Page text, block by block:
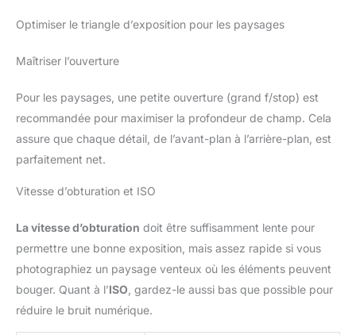
Optimiser le triangle d’exposition pour les paysages
Maîtriser l’ouverture
Pour les paysages, une petite ouverture (grand f/stop) est
recommandée pour maximiser la profondeur de champ. Cela
assure que chaque détail, de l’avant-plan à l’arrière-plan, est
parfaitement net.
Vitesse d’obturation et ISO
La vitesse d’obturation doit être suffisamment lente pour
permettre une bonne exposition, mais assez rapide si vous
photographiez un paysage venteux où les éléments peuvent
bouger. Quant à l’ISO , gardez-le aussi bas que possible pour
réduire le bruit numérique.